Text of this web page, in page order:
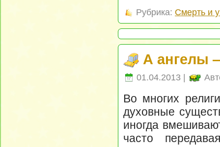
Рубрика: Смерть и
А ангелы
01.04.2013 |
Во многих
духовные
иногда
часто